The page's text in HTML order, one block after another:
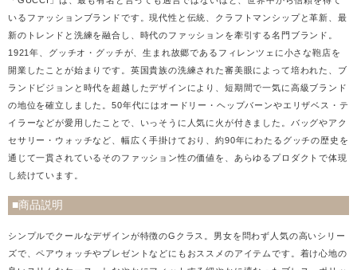
いるファッションブランドです。現代性と伝統、クラフトマンシップと革新、最
新のトレンドと洗練を融合し、時代のファッションを牽引する名門ブランド。
1921年、グッチオ・グッチが、生まれ故郷であるフィレンツェに小さな鞄店を
開業したことが始まりです。英国貴族の洗練された審美眼によって培われた、ブ
ランドビジョンと時代を超越したデザインにより、短期間で一気に高級ブランド
の地位を確立しました。50年代にはオードリー・ヘップバーンやエリザベス・テ
イラーなどが愛用したことで、いっそうに人気に火が付きました。バッグやアク
セサリー・ウォッチなど、幅広く手掛けており、約90年にわたるグッチの歴史を
通じて一貫されているそのファッション性の価値を、あらゆるプロダクトで体現
し続けています。
■商品説明
シンプルでクールなデザインが特徴のGクラス。男女を問わず人気の高いシリー
ズで、ペアウォッチやプレゼントなどにもおススメのアイテムです。着け心地の